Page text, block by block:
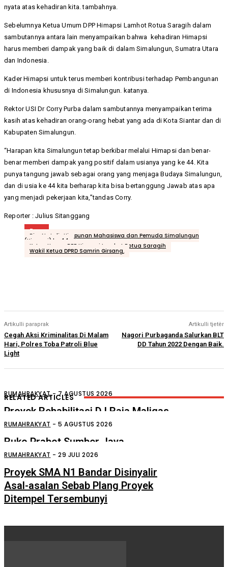
nyata atas kehadiran kita. tambahnya.
Sebelumnya Ketua Umum DPP Himapsi Lamhot Rotua Saragih dalam
sambutannya antara lain menyampaikan bahwa kehadiran Himapsi
harus memberi dampak yang baik di dalam Simalungun, Sumatra Utara
dan Indonesia.
Kader Himapsi untuk terus memberi kontribusi terhadap Pembangunan
di Indonesia khususnya di Simalungun. katanya.
Rektor USI Dr Corry Purba dalam sambutannya menyampaikan terima
kasih atas kehadiran orang-orang hebat yang ada di Kota Siantar dan di
Kabupaten Simalungun.
“Harapan kita Simalungun tetap berkibar melalui Himapsi dan benar-
benar memberi dampak yang positif dalam usianya yang ke 44. Kita
punya tangung jawab sebagai orang yang menjaga Budaya Simalungun,
dan di usia ke 44 kita berharap kita bisa bertanggung Jawab atas apa
yang menjadi pekerjaan kita,”tandas Corry.
Reporter : Julius Sitanggang
Tags
Dies Natalis Himpunan Mahasiswa dan Pemuda Simalungun
(Himapsi) ke 44
Ketua Umum DPP Himapsi Lamhot Rotua Saragih
Wakil Ketua DPRD Samrin Girsang.
Artikulli paraprak
Cegah Aksi Kriminalitas Di Malam
Hari, Polres Toba Patroli Blue
Light
Artikulli tjetër
Nagori Purbaganda Salurkan BLT
DD Tahun 2022 Dengan Baik.
RELATED ARTICLES
RUMAHRAKYAT - 7 AGUSTUS 2026
Proyek Rehabilitasi D.I Raja Maligas
Diduga Asal Jadi
RUMAHRAKYAT - 5 AGUSTUS 2026
Ruko Prabot Sumber Jaya
Perdagangan Terbakar
RUMAHRAKYAT - 29 JULI 2026
Proyek SMA N1 Bandar Disinyalir
Asal-asalan Sebab Plang Proyek
Ditempel Tersembunyi